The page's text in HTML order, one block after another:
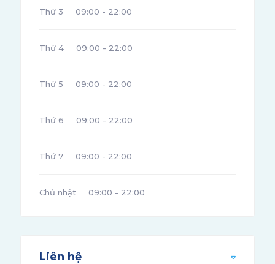
Thứ 3 09:00 - 22:00
Thứ 4 09:00 - 22:00
Thứ 5 09:00 - 22:00
Thứ 6 09:00 - 22:00
Thứ 7 09:00 - 22:00
Chủ nhật 09:00 - 22:00
Liên hệ